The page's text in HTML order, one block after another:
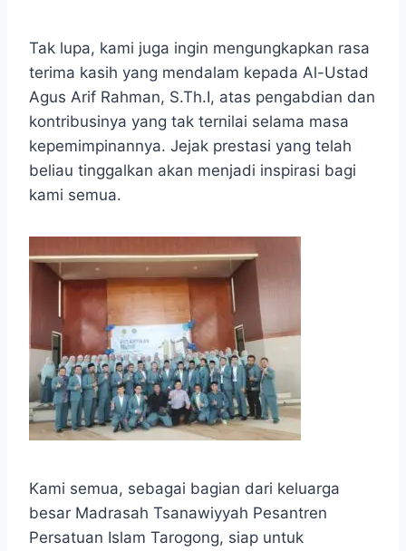
Tak lupa, kami juga ingin mengungkapkan rasa
terima kasih yang mendalam kepada Al-Ustad
Agus Arif Rahman, S.Th.I, atas pengabdian dan
kontribusinya yang tak ternilai selama masa
kepemimpinannya. Jejak prestasi yang telah
beliau tinggalkan akan menjadi inspirasi bagi
kami semua.
Kami semua, sebagai bagian dari keluarga
besar Madrasah Tsanawiyyah Pesantren
Persatuan Islam Tarogong, siap untuk